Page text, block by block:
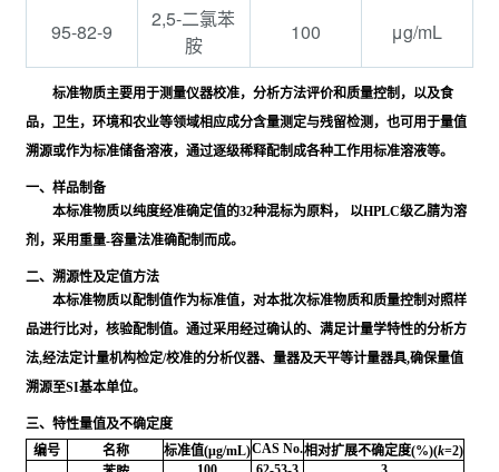
95-82-9
2,5-二氯苯
胺
100 μg/mL
标准物质主要用于测量仪器校准，分析方法评价和质量控制，以及食
品，卫生，环境和农业等领域相应成分含量测定与残留检测，也可用于量值
溯源或作为标准储备溶液，通过逐级稀释配制成各种工作用标准溶液等。
一、样品制备
本标准物质以纯度经准确定值的32种混标为原料， 以HPLC级乙腈为溶
剂，采用重量-容量法准确配制而成。
二、溯源性及定值方法
本标准物质以配制值作为标准值，对本批次标准物质和质量控制对照样
品进行比对，核验配制值。通过采用经过确认的、满足计量学特性的分析方
法,经法定计量机构检定/校准的分析仪器、量器及天平等计量器具,确保量值
溯源至SI基本单位。
三、特性量值及不确定度
编号
名称 标准值(μg/mL)CAS No.相对扩展不确定度(%)(k=2)